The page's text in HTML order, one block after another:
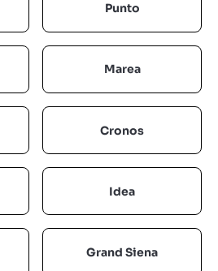
Punto
Marea
Cronos
Idea
Grand Siena